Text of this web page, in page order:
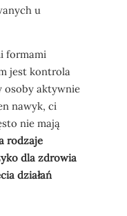
u
formami
jest kontrola
osoby aktywnie
nawyk, ci
nie mają
rodzaje
dla zdrowia
działań